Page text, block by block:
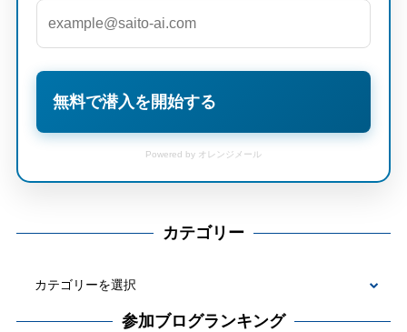
無料で潜入を開始する
Powered by オレンジメール
カテゴリー
テ
参加ブログランキング